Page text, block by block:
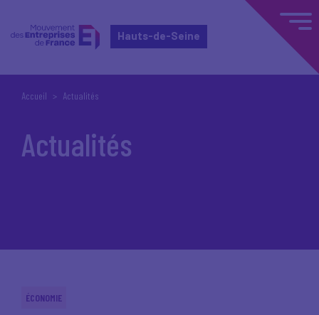
Hauts-de-Seine
Accueil Actualités
Actualités
ÉCONOMIE